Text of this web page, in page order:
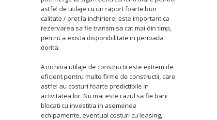
astfel de utilaje cu un raport foarte bun
calitate / pret la inchiriere, este important ca
rezervarea sa fie transmisa cat mai din timp,
pentru a exista disponibilitate in perioada
dorita.
A inchiria utilaje de constructii este extrem de
eficient pentru multe firme de constructii, care
astfel au costuri foarte predictibile in
activitatea lor. Nu mai este cazul sa fie bani
blocati cu investitia in asemenea
echipamente, eventual costuri cu leasing,